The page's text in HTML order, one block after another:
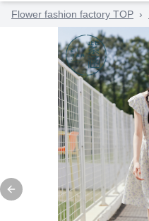
Flower fashion factory TOP ›
Previous slide